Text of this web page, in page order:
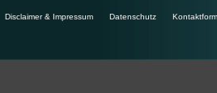
Disclaimer & Impressum Datenschutz